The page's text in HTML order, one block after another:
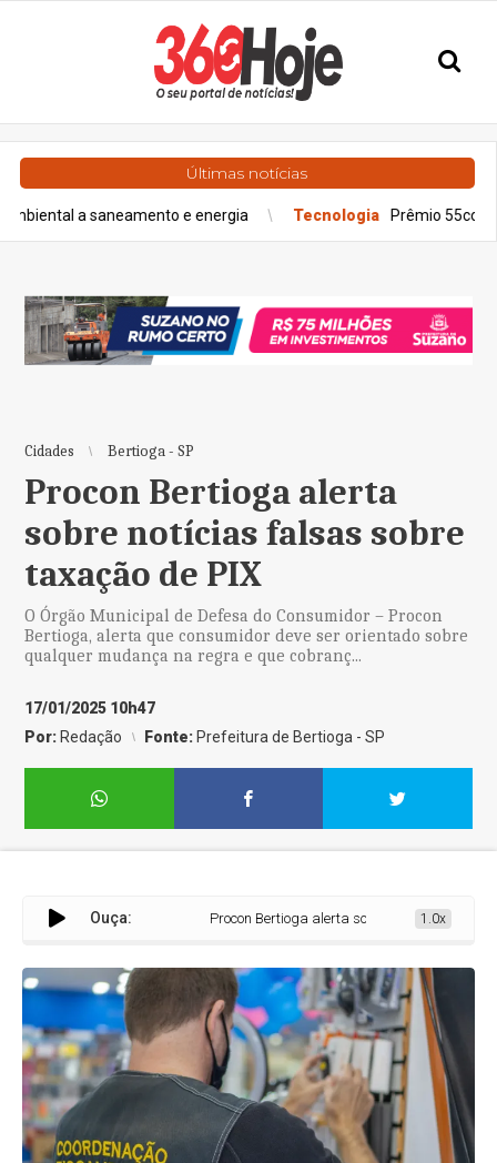
Últimas notícias
e energia Tecnologia Prêmio 55content abre
Cidades Bertioga - SP
Procon Bertioga alerta
sobre notícias falsas sobre
taxação de PIX
O Órgão Municipal de Defesa do Consumidor – Procon
Bertioga, alerta que consumidor deve ser orientado sobre
qualquer mudança na regra e que cobranç...
17/01/2025 10h47
Por: Redação Fonte: Prefeitura de Bertioga - SP
Ouça: Procon Bertioga alerta sobre notícias falsas
1.0x